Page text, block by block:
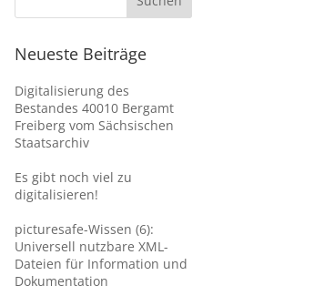
Neueste Beiträge
Digitalisierung des
Bestandes 40010 Bergamt
Freiberg vom Sächsischen
Staatsarchiv
Es gibt noch viel zu
digitalisieren!
picturesafe-Wissen (6):
Universell nutzbare XML-
Dateien für Information und
Dokumentation